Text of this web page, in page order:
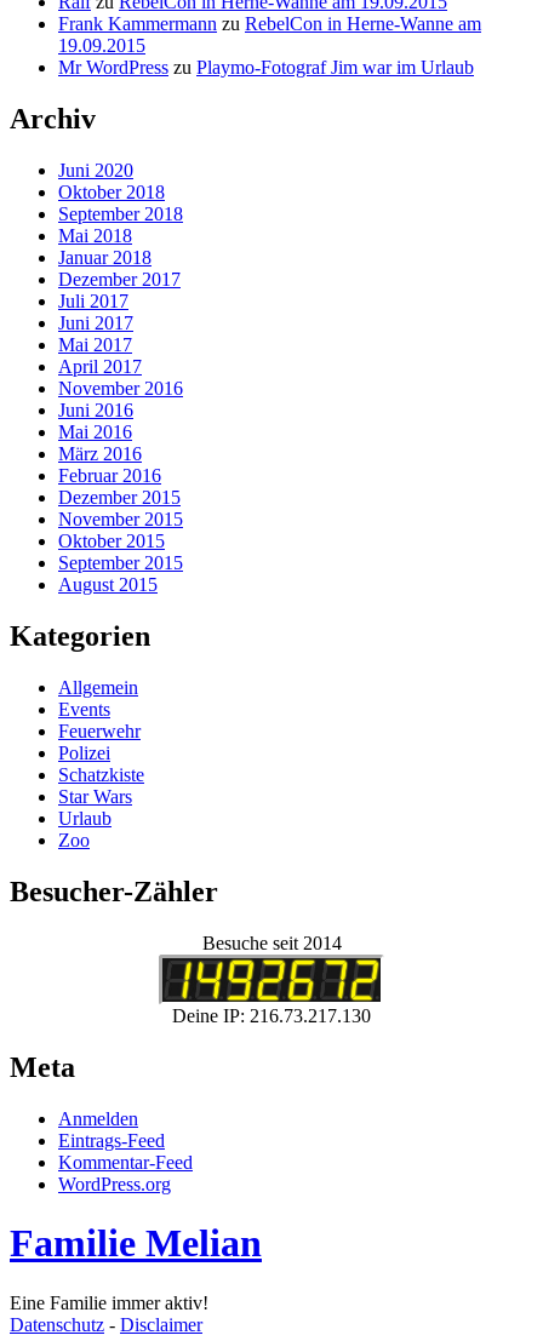
Frank Kammermann zu RebelCon in Herne-Wanne am
19.09.2015
Mr WordPress zu Playmo-Fotograf Jim war im Urlaub
Archiv
Juni 2020
Oktober 2018
September 2018
Mai 2018
Januar 2018
Dezember 2017
Juli 2017
Juni 2017
Mai 2017
April 2017
November 2016
Juni 2016
Mai 2016
März 2016
Februar 2016
Dezember 2015
November 2015
Oktober 2015
September 2015
August 2015
Kategorien
Allgemein
Events
Feuerwehr
Polizei
Schatzkiste
Star Wars
Urlaub
Zoo
Besucher-Zähler
Besuche seit 2014
Deine IP: 216.73.217.130
Meta
Anmelden
Eintrags-Feed
Kommentar-Feed
WordPress.org
Familie Melian
Eine Familie immer aktiv!
Datenschutz - Disclaimer